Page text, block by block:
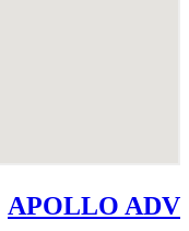
APOLLO ADV